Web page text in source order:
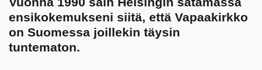
ensikokemukseni siitä, että Vapaakirkko
on Suomessa joillekin täysin
tuntematon.